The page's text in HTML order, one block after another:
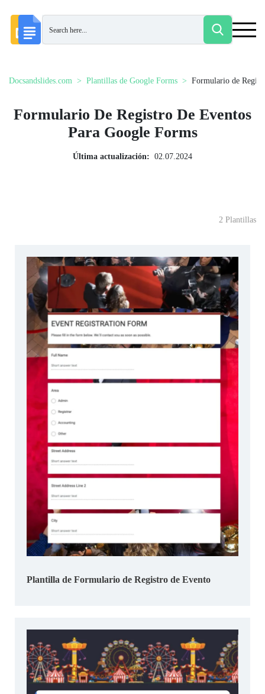
Docsandslides.com Plantillas de Google Forms Formulario de
Formulario De Registro De Eventos
Para Google Forms
Última actualización: 02.07.2024
2 Plantillas
Plantilla de Formulario de Registro de Evento